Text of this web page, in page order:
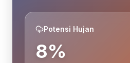
Potensi Hujan
8%